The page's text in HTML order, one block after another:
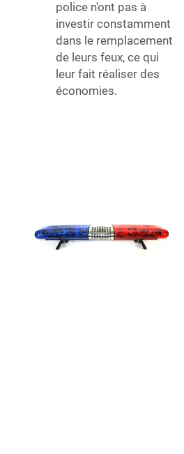
police n'ont pas à
investir constamment
dans le remplacement
de leurs feux, ce qui
leur fait réaliser des
économies.